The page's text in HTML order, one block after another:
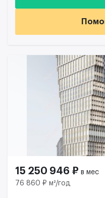
15 250 946 ₽ в мес
76 860 ₽ м²/год